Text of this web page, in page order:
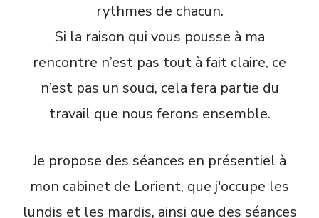
rythmes de chacun.
Si la raison qui vous pousse à ma
rencontre n’est pas tout à fait claire, ce
n’est pas un souci, cela fera partie du
travail que nous ferons ensemble.
Je propose des séances en présentiel à
mon cabinet de Lorient, que j'occupe les
lundis et les mardis, ainsi que des séances